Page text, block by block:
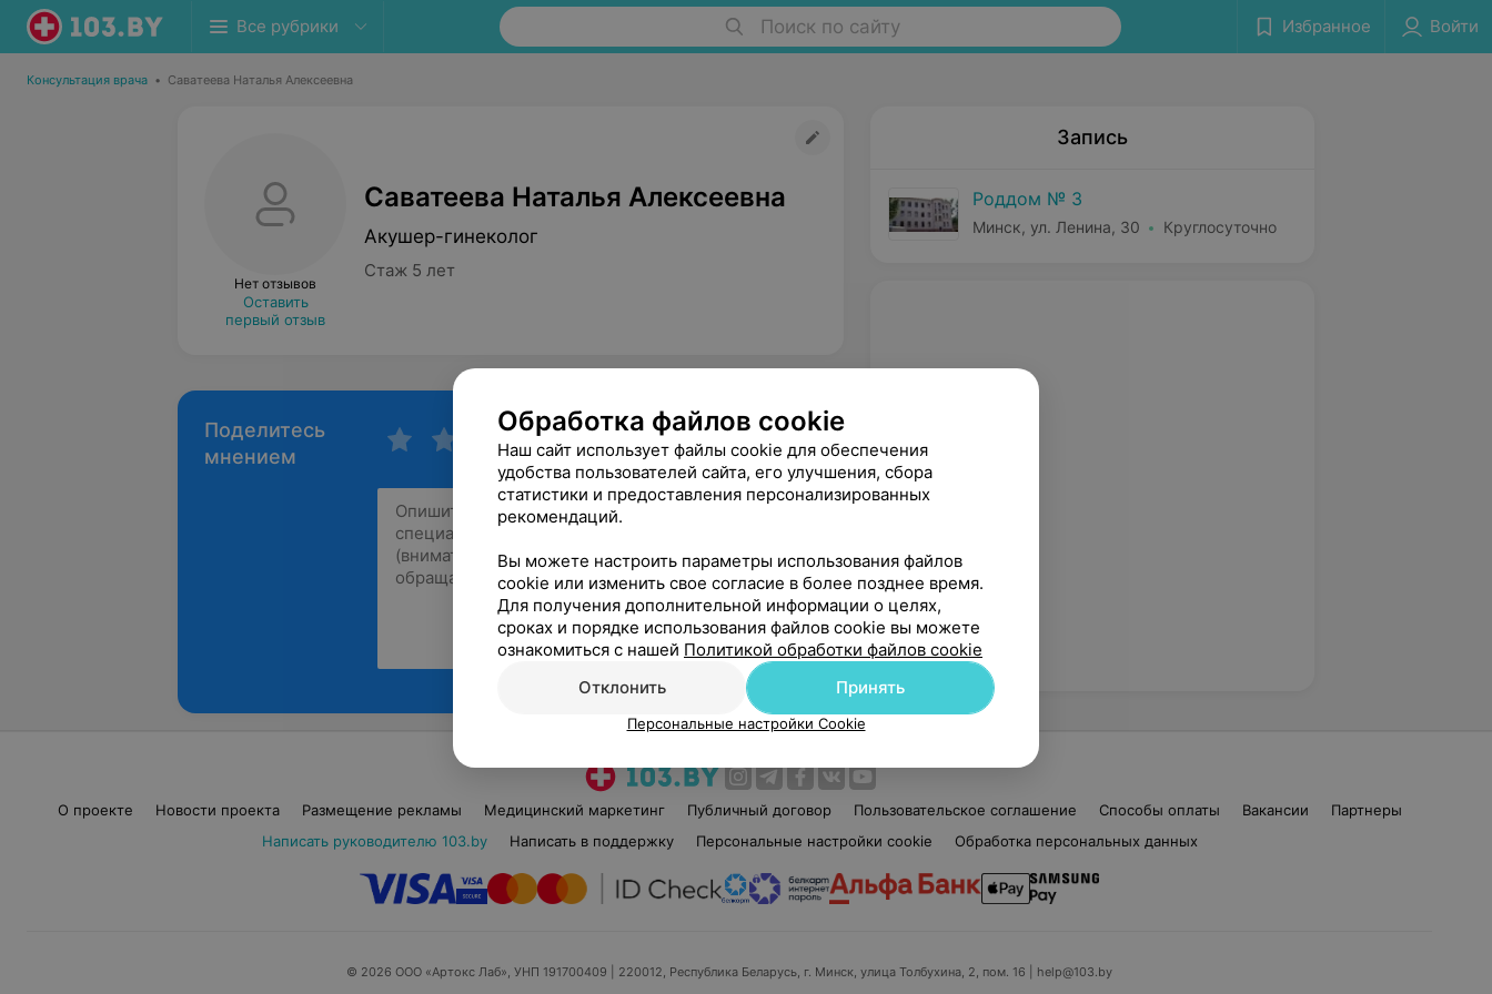
Все рубрики Поиск по сайту Избранное Войти
Консультация врача • Саватеева Наталья Алексеевна
Нет отзывов
Оставить
первый отзыв
Саватеева Наталья Алексеевна
Акушер-гинеколог
Стаж 5 лет
Поделитесь
мнением
Рекомендую
Запись
Роддом № 3
Минск, ул. Ленина, 30 Круглосуточно
О проекте Новости проекта Размещение рекламы Медицинский маркетинг Публичный договор Пользовательское соглашение Способы оплаты Вакансии
Партнеры
Написать руководителю 103.by
Написать в поддержку Персональные настройки cookie Обработка персональных данных
© 2026 ООО «Артокс Лаб», УНП 191700409 | 220012, Республика Беларусь, г. Минск, улица Толбухина, 2, пом. 16 | help@103.by
Обработка файлов cookie
Наш сайт использует файлы cookie для обеспечения
удобства пользователей сайта, его улучшения, сбора
статистики и предоставления персонализированных
рекомендаций.
Вы можете настроить параметры использования файлов
cookie или изменить свое согласие в более позднее время.
Для получения дополнительной информации о целях,
сроках и порядке использования файлов cookie вы можете
ознакомиться с нашей Политикой обработки файлов cookie
Отклонить
Принять
Персональные настройки Cookie